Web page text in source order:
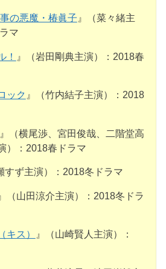
の悪魔・椿眞子』（菜々緒主
マ
！
』（岩田剛典主演）：2018春
ック 』（竹内結子主演）：2018
』（横尾渉、宮田俊哉、二階堂高
）：2018春ドラマ
すず主演）：2018冬ドラマ
』（山田涼介主演）：2018冬ドラ
キス）
』（山崎賢人主演）：